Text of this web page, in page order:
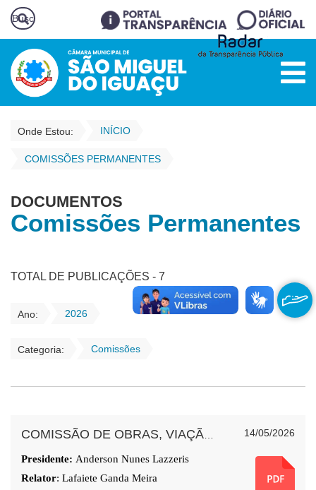
Onde Estou: INÍCIO
COMISSÕES PERMANENTES
DOCUMENTOS
Comissões Permanentes
TOTAL DE PUBLICAÇÕES - 7
Ano: 2026
Categoria: Comissões
14/05/2026
Presidente: Anderson Nunes Lazzeris
Relator: Lafaiete Ganda Meira